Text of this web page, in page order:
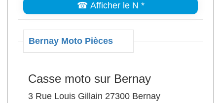
☎ Afficher le N *
Bernay Moto Pièces
Casse moto sur Bernay
3 Rue Louis Gillain 27300 Bernay